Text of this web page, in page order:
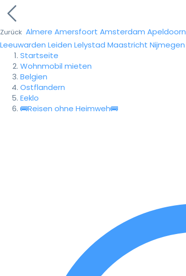
Zurück Almere Amersfoort Amsterdam Apeldoorn
Leeuwarden Leiden Lelystad Maastricht Nijmegen
Startseite
Wohnmobil mieten
Belgien
Ostflandern
Eeklo
🚌Reisen ohne Heimweh🚌